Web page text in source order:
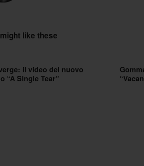
like these
il video del nuovo
“A Single Tear”